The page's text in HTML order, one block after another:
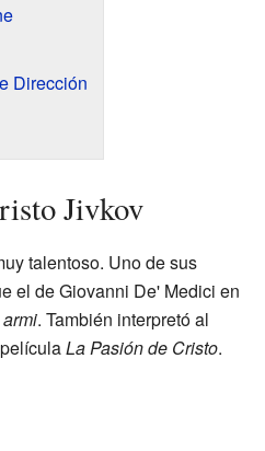
Dirección
Jivkov
talentoso. Uno de sus
el de Giovanni De' Medici en
. También interpretó al
La Pasión de Cristo.